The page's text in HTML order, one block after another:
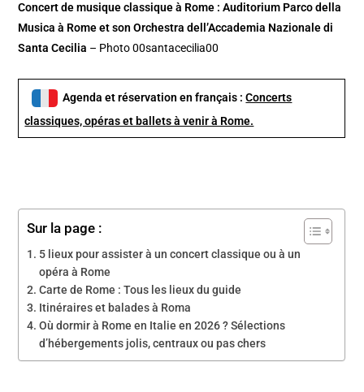
Concert de musique classique à Rome : Auditorium Parco della
Musica à Rome et son Orchestra dell’Accademia Nazionale di
Santa Cecilia – Photo 00santacecilia00
Agenda et réservation en français :Concerts
classiques, opéras et ballets à venir à Rome.
Sur la page :
5 lieux pour assister à un concert classique ou à un
opéra à Rome
Carte de Rome : Tous les lieux du guide
Itinéraires et balades à Roma
Où dormir à Rome en Italie en 2026 ? Sélections
d’hébergements jolis, centraux ou pas chers